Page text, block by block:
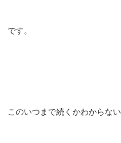
です。
このいつまで続くかわからない